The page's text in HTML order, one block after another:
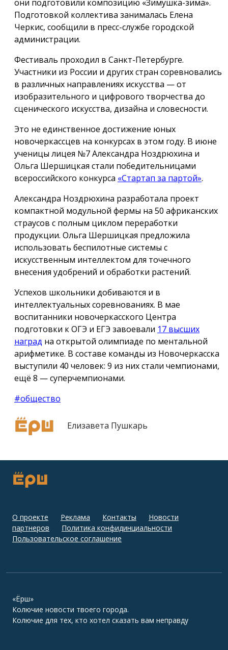
они подготовили композицию «Зимушка-зима».
Подготовкой коллектива занималась Елена
Черкис, сообщили в пресс-службе городской
администрации.
Фестиваль проходил в Санкт-Петербурге.
Участники из России и других стран соревновались
в различных направлениях искусства — от
изобразительного и цифрового творчества до
сценического искусства, дизайна и словесности.
Это не единственное достижение юных
новочеркассцев на конкурсах в этом году. В июне
ученицы лицея №7 Александра Ноздрюхина и
Ольга Шершицкая стали победительницами
всероссийского конкурса «Стартап за партой».
Александра Ноздрюхина разработала проект
компактной модульной фермы на 50 африканских
страусов с полным циклом переработки
продукции. Ольга Шершицкая предложила
использовать беспилотные системы с
искусственным интеллектом для точечного
внесения удобрений и обработки растений.
Успехов школьники добиваются и в
интеллектуальных соревнованиях. В мае
воспитанники новочеркасского Центра
подготовки к ОГЭ и ЕГЭ завоевали 17 высших
наград на открытой олимпиаде по ментальной
арифметике. В составе команды из Новочеркасска
выступили 40 человек: 9 из них стали чемпионами,
ещё 8 — суперчемпионами.
#общество
Елизавета Пушкарь
О проекте Реклама Контакты
Новости
партнеров
Политика конфидинциальности
Пользовательское соглашение
«Ёрш»
Колючие новости твоего города.
Колючие для тех, кто хотел сказать вам неправду